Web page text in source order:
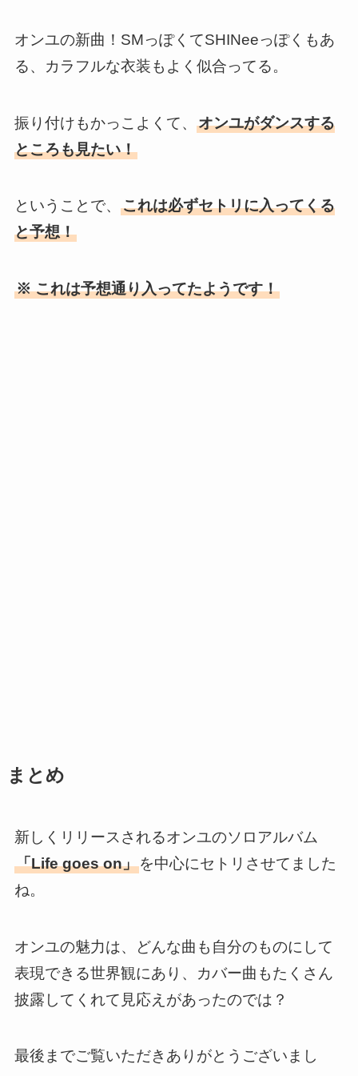
オンユの新曲！SMっぽくてSHINeeっぽくもあ
る、カラフルな衣装もよく似合ってる。
振り付けもかっこよくて、 オンユがダンスする
ところも見たい！
ということで、 これは必ずセトリに入ってくる
と予想！
※ これは予想通り入ってたようです！
まとめ
新しくリリースされるオンユのソロアルバム
「Life goes on」を中心にセトリさせてました
ね。
オンユの魅力は、どんな曲も自分のものにして
表現できる世界観にあり、カバー曲もたくさん
披露してくれて見応えがあったのでは？
最後までご覧いただきありがとうございまし